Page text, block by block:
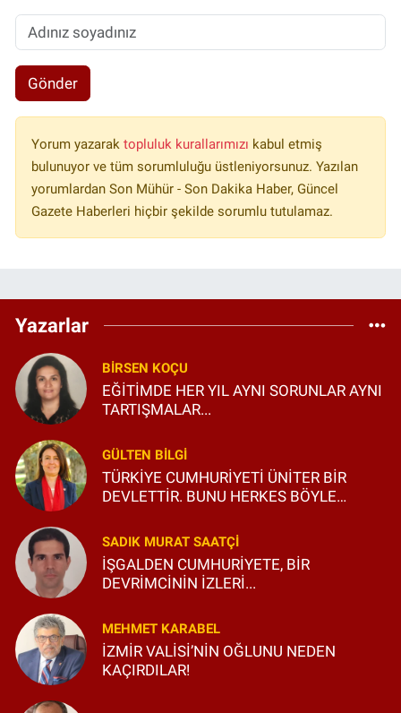
Gönder
Yorum yazarak topluluk kurallarımızı kabul etmiş
bulunuyor ve tüm sorumluluğu üstleniyorsunuz. Yazılan
yorumlardan Son Mühür - Son Dakika Haber, Güncel
Gazete Haberleri hiçbir şekilde sorumlu tutulamaz.
Yazarlar
BIRSEN KOÇU
EĞİTİMDE HER YIL AYNI SORUNLAR AYNI
TARTIŞMALAR...
GÜLTEN BILGI
TÜRKİYE CUMHURİYETİ ÜNİTER BİR
DEVLETTİR. BUNU HERKES BÖYLE
SADIK MURAT SAATÇI
İŞGALDEN CUMHURİYETE, BİR
DEVRİMCİNİN İZLERİ...
MEHMET KARABEL
İZMİR VALİSİ’NİN OĞLUNU NEDEN
KAÇIRDILAR!